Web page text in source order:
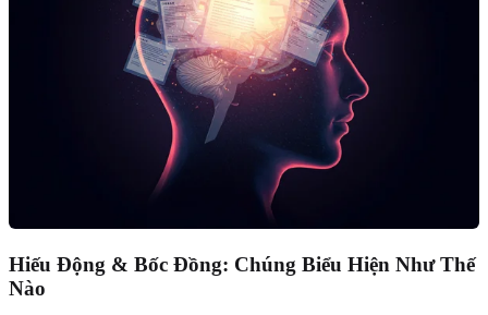
Hiếu Động & Bốc Đồng: Chúng Biểu Hiện Như Thế
Nào